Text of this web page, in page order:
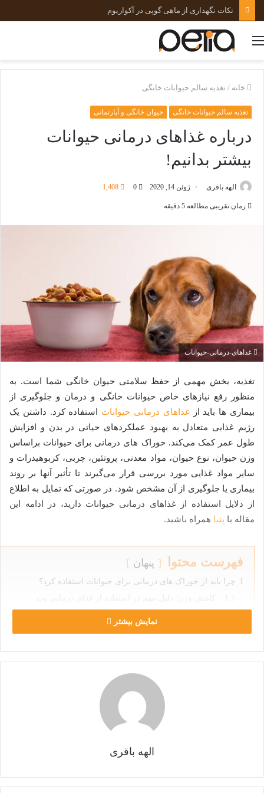
نکات نگهداری از ماهی گوپی در آکواریوم
منو
خانه / تغذیه سالم حیوانات خانگی
تغذیه سالم حیوانات خانگی حیوان خانگی و آپارتمانی
درباره غذاهای درمانی حیوانات
بیشتر بدانیم!
الهه باقری ژوئن 14, 2020 0
1,408
زمان تقریبی مطالعه 5 دقیقه
غذاهای-درمانی-حیوانات
تغذیه، بخش مهمی از حفظ سلامتی حیوان خانگی شما است. به
منظور رفع نیازهای خاص حیوانات خانگی و درمان و جلوگیری از
بیماری‌ ها باید ازغذاهای درمانی حیوانات استفاده کرد. داشتن یک
رژیم غذایی متعادل به بهبود عملکردهای حیاتی در بدن و افزایش
طول عمر کمک می‌کند. خوراک های درمانی برای حیوانات براساس
وزن حیوان، نوع حیوان، مواد معدنی، پروتئین، چربی، کربوهیدرات و
سایر مواد غذایی مورد بررسی قرار می‌گیرند تا تأثیر آنها بر روند
بیماری یا جلوگیری از آن مشخص شود. در صورتی که تمایل به اطلاع
از دلایل استفاده از غذاهای درمانی حیوانات دارید، در ادامه این
مقاله با پتیا همراه باشید.
فهرست محتوا پنهان
1
چرا باید از خوراک های درمانی برای حیوانات استفاده کرد؟
3 غذاهای درمانی حیوانات کدامند؟
چرا باید از خوراک های درمانی برای
حیوانات استفاده کرد؟
بسیاری از افرادی که از حیوان نگهداری می‌کنند، اطلاعی از
سیستم ایمنی پتیااصول نگهداری از حیوان خانگی، غذاهای درمانی
نمایش بیشتر
الهه باقری